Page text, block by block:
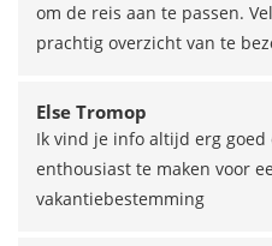
om de reis aan te passen.
prachtig overzicht van te
Else Tromop
Ik vind je info altijd erg
enthousiast te maken voor
vakantiebestemming